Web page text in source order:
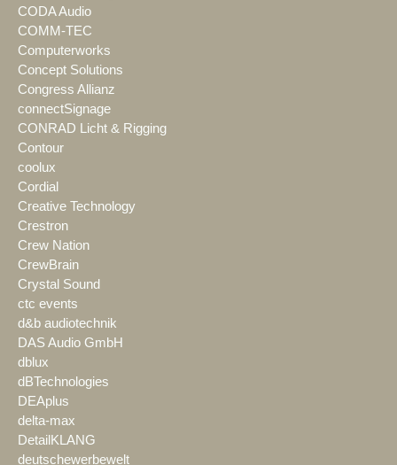
CODA Audio
COMM-TEC
Computerworks
Concept Solutions
Congress Allianz
connectSignage
CONRAD Licht & Rigging
Contour
coolux
Cordial
Creative Technology
Crestron
Crew Nation
CrewBrain
Crystal Sound
ctc events
d&b audiotechnik
DAS Audio GmbH
dblux
dBTechnologies
DEAplus
delta-max
DetailKLANG
deutschewerbewelt